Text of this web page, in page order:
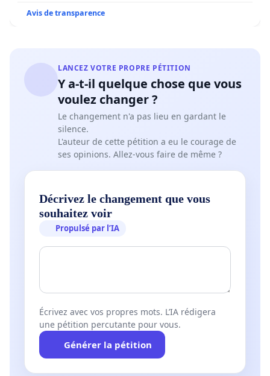
Avis de transparence
LANCEZ VOTRE PROPRE PÉTITION
Y a-t-il quelque chose que vous
voulez changer ?
Le changement n'a pas lieu en gardant le
silence.
L'auteur de cette pétition a eu le courage de
ses opinions. Allez-vous faire de même ?
Décrivez le changement que vous
souhaitez voir
Propulsé par l’IA
Écrivez avec vos propres mots. L’IA rédigera
une pétition percutante pour vous.
Générer la pétition